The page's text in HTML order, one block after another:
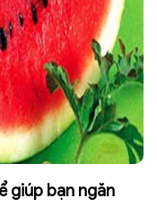
giúp bạn ngăn